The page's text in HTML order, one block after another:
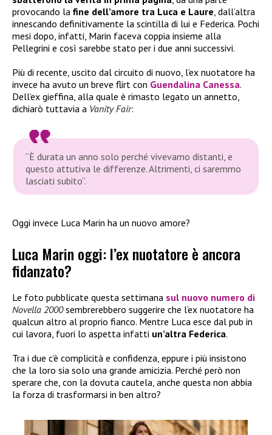
provocando la fine dell’amore tra Luca e Laure, dall’altra
innescando definitivamente la scintilla di lui e Federica. Pochi
mesi dopo, infatti, Marin faceva coppia insieme alla
Pellegrini e così sarebbe stato per i due anni successivi.
Più di recente, uscito dal circuito di nuovo, l’ex nuotatore ha
invece ha avuto un breve flirt con Guendalina Canessa.
Dell’ex gieffina, alla quale è rimasto legato un annetto,
dichiarò tuttavia a Vanity Fair:
“È durata un anno solo perché vivevamo distanti, e
questo attutiva le differenze. Altrimenti, ci saremmo
lasciati subito”.
Oggi invece Luca Marin ha un nuovo amore?
Luca Marin oggi: l’ex nuotatore è ancora
fidanzato?
Le foto pubblicate questa settimana sul nuovo numero di
Novella 2000sembrerebbero suggerire che l’ex nuotatore ha
qualcun altro al proprio fianco. Mentre Luca esce dal pub in
cui lavora, fuori lo aspetta infatti un’altra Federica.
Tra i due c’è complicità e confidenza, eppure i più insistono
che la loro sia solo una grande amicizia. Perché però non
sperare che, con la dovuta cautela, anche questa non abbia
la forza di trasformarsi in ben altro?